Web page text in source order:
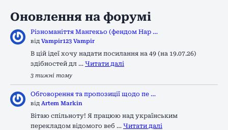
Оновлення на форумі
Різноманіття Мангекьо (фендом Нар …
від Vampir123 Vampir
В цій ідеї хочу надати посилання на 49 (на 19.07.26)
здібностей дл … Читати далі
3 тижні тому
Обговорення та пропозиції щодо пе …
від Artem Markin
Вітаю спільноту! Я працюю над українським
перекладом відомого веб … Читати далі